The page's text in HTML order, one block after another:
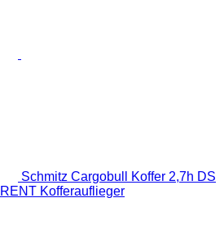
Schmitz Cargobull Koffer 2,7h DS
Kofferauflieger